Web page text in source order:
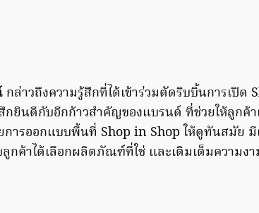
กล่าวถึงความรู้สึกที่ได้เข้าร่วมตัดริบบิ้นการเปิด
กยินดีกับอีกก้าวสำคัญของแบรนด์ ที่ช่วยให้ลูกค้า
การออกแบบพื้นที่ Shop in Shop ให้ดูทันสมัย
กค้าได้เลือกผลิตภัณฑ์ที่ใช่ และเติมเต็มความงา